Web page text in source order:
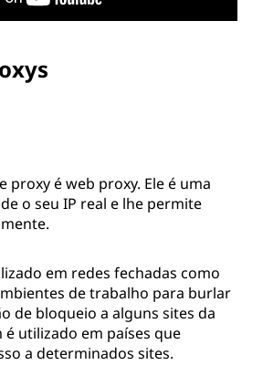
proxy é web proxy. Ele é uma
o seu IP real e lhe permite
em redes fechadas como
de trabalho para burlar
de bloqueio a alguns sites da
utilizado em países que
a determinados sites.